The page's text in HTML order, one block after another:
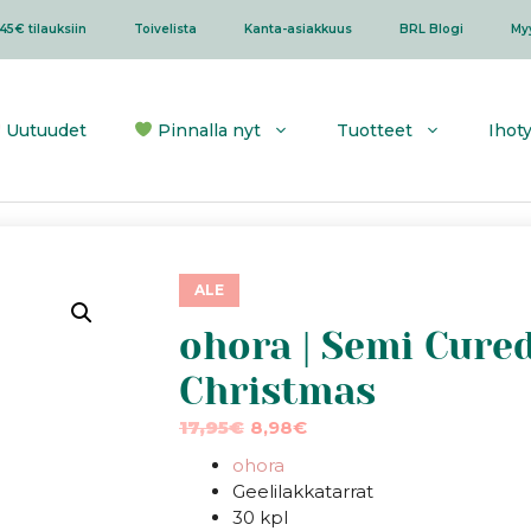
tilauksiin Toivelista Kanta-asiakkuus BRL Blogi
Uutuudet Pinnalla nyt Tuotteet
ALE
ohora | Semi
Christmas
17,95€ Alkuperäinen
oli:
17,95€.
8,98€Nykyinen
8,98€.
ohora
Geelilakkatarrat
30 kpl